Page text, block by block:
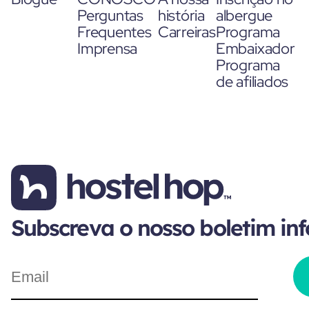
Perguntas
Frequentes
Imprensa
história
Carreiras
albergue
Programa
Embaixador
Programa
de afiliados
Subscreva o nosso boletim